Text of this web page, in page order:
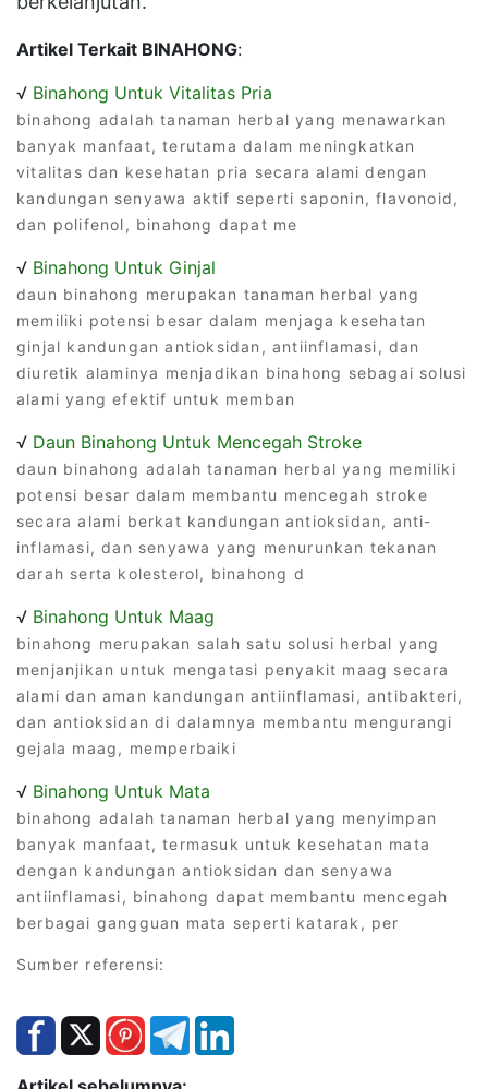
Artikel Terkait BINAHONG:
√ Binahong Untuk Vitalitas Pria
binahong adalah tanaman herbal yang menawarkan
banyak manfaat, terutama dalam meningkatkan
vitalitas dan kesehatan pria secara alami dengan
kandungan senyawa aktif seperti saponin, flavonoid,
dan polifenol, binahong dapat me
√ Binahong Untuk Ginjal
daun binahong merupakan tanaman herbal yang
memiliki potensi besar dalam menjaga kesehatan
ginjal kandungan antioksidan, antiinflamasi, dan
diuretik alaminya menjadikan binahong sebagai solusi
alami yang efektif untuk memban
√ Daun Binahong Untuk Mencegah Stroke
daun binahong adalah tanaman herbal yang memiliki
potensi besar dalam membantu mencegah stroke
secara alami berkat kandungan antioksidan, anti-
inflamasi, dan senyawa yang menurunkan tekanan
darah serta kolesterol, binahong d
√ Binahong Untuk Maag
binahong merupakan salah satu solusi herbal yang
menjanjikan untuk mengatasi penyakit maag secara
alami dan aman kandungan antiinflamasi, antibakteri,
dan antioksidan di dalamnya membantu mengurangi
gejala maag, memperbaiki
√ Binahong Untuk Mata
binahong adalah tanaman herbal yang menyimpan
banyak manfaat, termasuk untuk kesehatan mata
dengan kandungan antioksidan dan senyawa
antiinflamasi, binahong dapat membantu mencegah
berbagai gangguan mata seperti katarak, per
Sumber referensi: